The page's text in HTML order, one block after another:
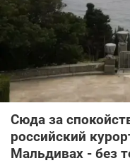
Сюда за
российский
Мальдивах - без